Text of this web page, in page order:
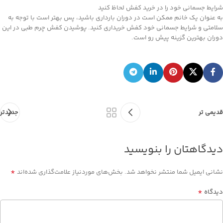
شرایط جسمانی خود را در خرید کفش لحاظ کنید
به عنوان یک خانم ممکن است در دوران بارداری باشید، پس بهتر است با توجه به
سلامتی و شرایط جسمانی خود کفش خریداری کنید. پوشیدن کفش چرم طبی در این
دوران بهترین گزینه پیش رو است.
جدیدتر قدیمی تر
دیدگاهتان را بنویسید
نشانی ایمیل شما منتشر نخواهد شد. بخش‌های موردنیاز علامت‌گذاری شده‌اند *
دیدگاه *